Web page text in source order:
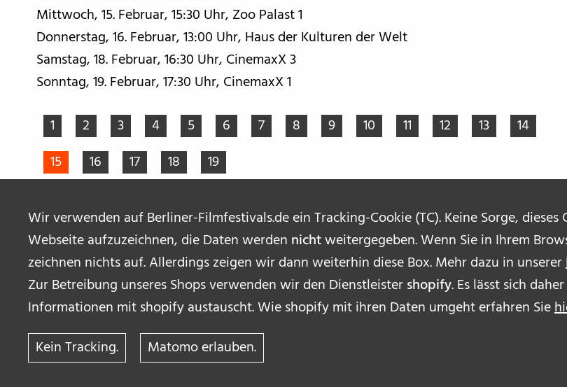
Wir verwenden auf Berliner-Filmfestivals.de ein Tracking-Cookie (TC). Keine Sorge,
Webseite aufzuzeichnen, die Daten werden nichtweitergegeben. Wenn Sie in Ihrem
zeichnen nichts auf. Allerdings zeigen wir dann weiterhin diese Box. Mehr dazu in unserer
Zur Betreibung unseres Shops verwenden wir den Dienstleistershopify. Es lässt sich
Informationen mit shopify austauscht. Wie shopify mit ihren Daten umgeht erfahren Sie
Kein Tracking.
Matomo erlauben.
Mittwoch, 15. Februar, 15:30 Uhr, Zoo Palast 1
Donnerstag, 16. Februar, 13:00 Uhr, Haus der Kulturen der Welt
Samstag, 18. Februar, 16:30 Uhr, CinemaxX 3
Sonntag, 19. Februar, 17:30 Uhr, CinemaxX 1
1
2 3 4 5 6 7 8 9 10 11 12 13
14
15
16 17 18 19